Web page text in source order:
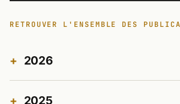
RETROUVER L'ENSEMBLE DES
2026
2025